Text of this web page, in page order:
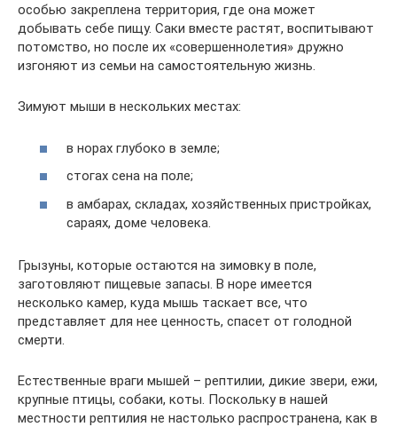
особью закреплена территория, где она может
добывать себе пищу. Саки вместе растят, воспитывают
потомство, но после их «совершеннолетия» дружно
изгоняют из семьи на самостоятельную жизнь.
Зимуют мыши в нескольких местах:
в норах глубоко в земле;
стогах сена на поле;
в амбарах, складах, хозяйственных пристройках,
сараях, доме человека.
Грызуны, которые остаются на зимовку в поле,
заготовляют пищевые запасы. В норе имеется
несколько камер, куда мышь таскает все, что
представляет для нее ценность, спасет от голодной
смерти.
Естественные враги мышей – рептилии, дикие звери, ежи,
крупные птицы, собаки, коты. Поскольку в нашей
местности рептилия не настолько распространена, как в